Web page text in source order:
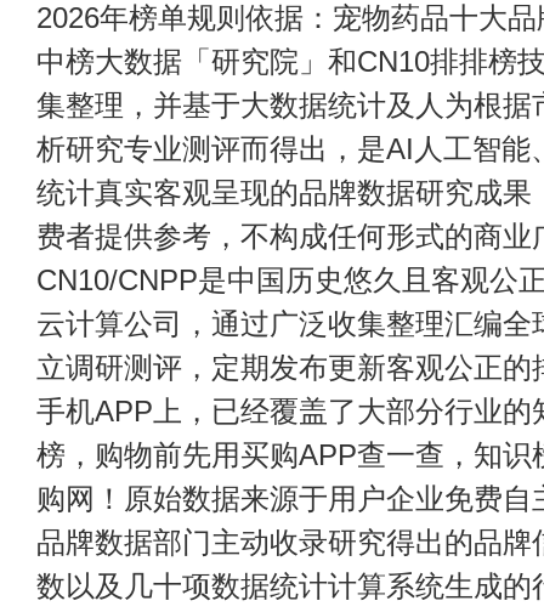
2026年榜单规则依据：宠物药品十大
中榜大数据「研究院」和CN10排排榜
集整理，并基于大数据统计及人为根
析研究专业测评而得出，是AI人工智能
统计真实客观呈现的品牌数据研究成
费者提供参考，不构成任何形式的商业
CN10/CNPP是中国历史悠久且客观公
云计算公司，通过广泛收集整理汇编
立调研测评，定期发布更新客观公正
手机APP上，已经覆盖了大部分行业
榜，购物前先用买购APP查一查，知
购网！原始数据来源于用户企业免费
品牌数据部门主动收录研究得出的品
数以及几十项数据统计计算系统生成